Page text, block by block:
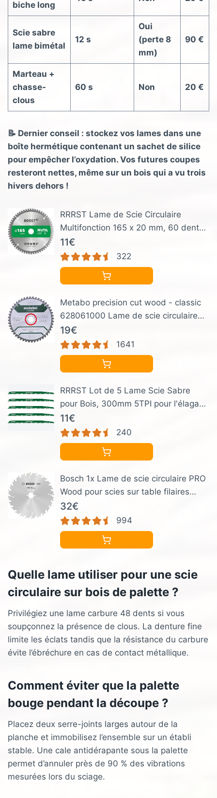
biche long
Scie sabre
lame bimétal
12 s
Oui
(perte 8
mm)
90 €
Marteau +
chasse-
clous
60 s Non 20 €
📝 Dernier conseil : stockez vos lames dans une
boîte hermétique contenant un sachet de silice
pour empêcher l’oxydation. Vos futures coupes
resteront nettes, même sur un bois qui a vu trois
hivers dehors !
RRRST Lame de Scie Circulaire
Multifonction 165 x 20 mm, 60 dents
- pour Aluminium, Cuivre, Métaux non
ferreux, Bois, Stratifié, Cloison,
Contreplaqué, Plastique
11€
322
Metabo precision cut wood - classic
628061000 Lame de scie circulaire
254 x 30 mm Nombre de dents: 48 1
pc(s)
19€
1641
RRRST Lot de 5 Lame Scie Sabre
pour Bois, 300mm 5TPI pour l'élagage
des Arbres, Bois grossier, Bois dur,
Bois tendre, bois vivant, Facile et
Durable
11€
240
Bosch 1x Lame de scie circulaire PRO
Wood pour scies sur table filaires
(pour Bois résineux, Bois dur, Ø mm,
Professional Accessoire Scie circulaire
sur table)
32€
994
Quelle lame utiliser pour une scie
circulaire sur bois de palette ?
Privilégiez une lame carbure 48 dents si vous
soupçonnez la présence de clous. La denture fine
limite les éclats tandis que la résistance du carbure
évite l’ébréchure en cas de contact métallique.
Comment éviter que la palette
bouge pendant la découpe ?
Placez deux serre-joints larges autour de la
planche et immobilisez l’ensemble sur un établi
stable. Une cale antidérapante sous la palette
permet d’annuler près de 90 % des vibrations
mesurées lors du sciage.